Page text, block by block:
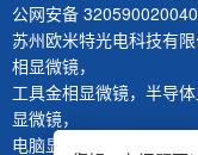
公网安备
苏州欧米特光电科技有
相显微镜，
工具金相显微镜， 半导
显微镜，
电脑显微镜